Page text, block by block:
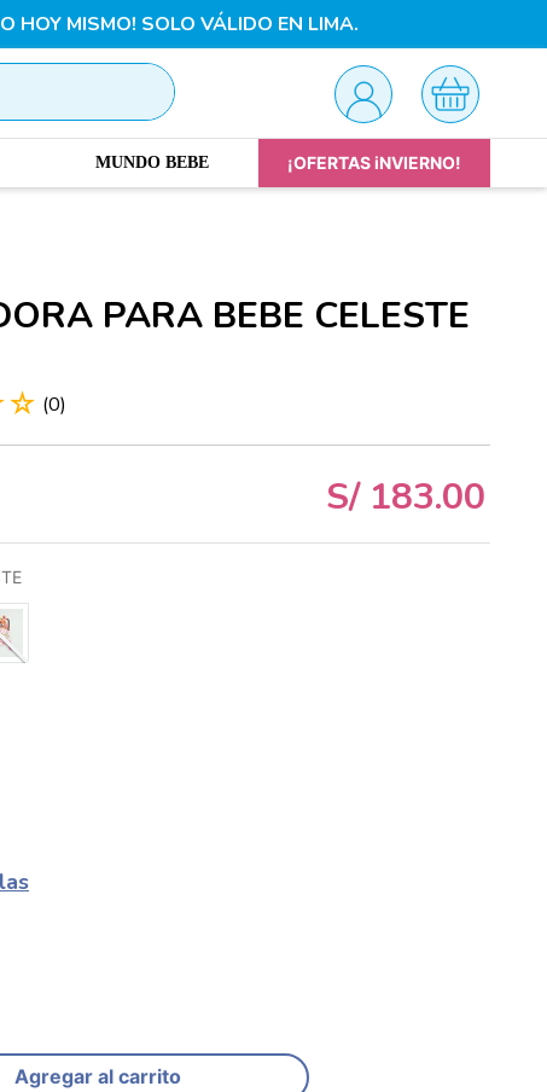
HOY MISMO! SOLO VÁLIDO EN LIMA.
MUNDO BEBE ¡OFERTAS iNVIERNO!
PARA BEBE CELESTE
☆ (0)
S/ 183.00
Agregar al carrito